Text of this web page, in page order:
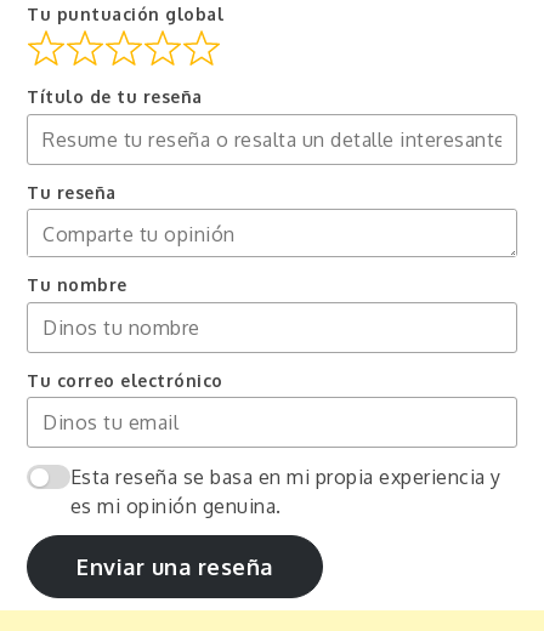
Tu puntuación global
Título de tu reseña
Tu reseña
Tu nombre
Tu correo electrónico
Esta reseña se basa en mi propia experiencia y
es mi opinión genuina.
Enviar una reseña